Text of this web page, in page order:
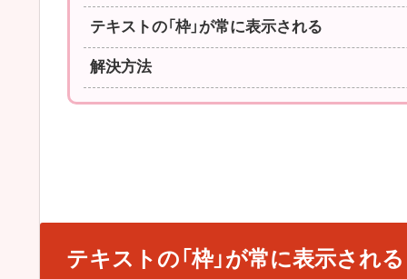
テキストの「枠」が常に表示される
解決方法
テキストの「枠」が常に表示される